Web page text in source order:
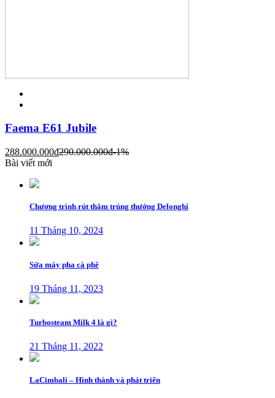
Faema E61 Jubile
288.000.000đ290.000.000đ-1%
Bài viết mới
Chương trình rút thăm trúng thưởng Delonghi
11 Tháng 10, 2024
Sửa máy pha cà phê
19 Tháng 11, 2023
Turbosteam Milk 4 là gì?
21 Tháng 11, 2022
LaCimbali – Hình thành và phát triển